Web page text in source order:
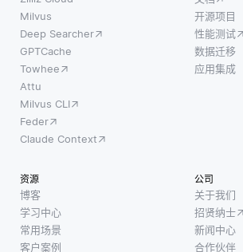
Milvus
Deep Searcher
GPTCache
Towhee
Attu
Milvus CLI
Feder
Claude Context
开源项目
性能测试
数据迁移
应用集成
资源
博客
学习中心
常用场景
客户案例
公司
关于我们
招贤纳士
新闻中心
合作伙伴